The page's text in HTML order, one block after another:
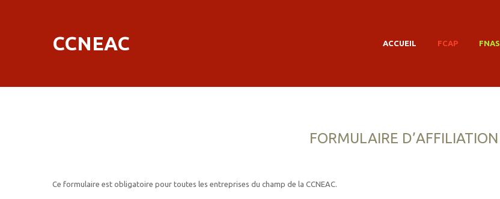
CCNEAC SKIP TO PRIMARY CONTENT
SKIP TO SECONDARY CONTENT
ACCUEIL FCAP FNAS
FORMULAIRE D’AFFILIATION
Ce formulaire est obligatoire pour toutes les entreprises du champ de la CCNEAC.